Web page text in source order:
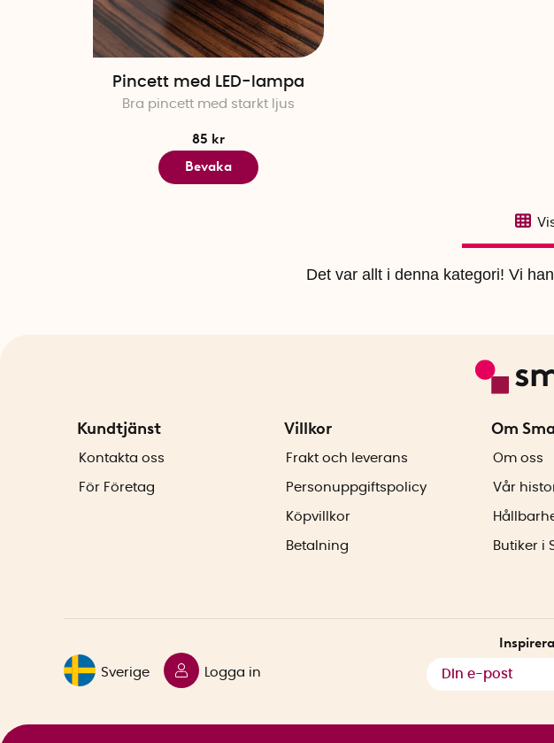
Pincett med LED-lampa
Bra pincett med starkt ljus
85 kr
Bevaka
Det var allt i denna kategori! Vi
Kundtjänst
Kontakta oss
För Företag
Villkor
Frakt och leverans
Personuppgiftspolicy
Köpvillkor
Betalning
Om
Om oss
Vår
Butiker i
Sverige Logga in